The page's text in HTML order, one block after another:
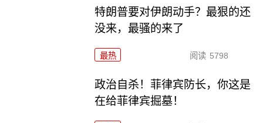
特朗普要对伊朗动手？最狠的还
没来，最骚的来了
最热 阅读 5798
政治自杀！菲律宾防长，你这是
在给菲律宾掘墓！